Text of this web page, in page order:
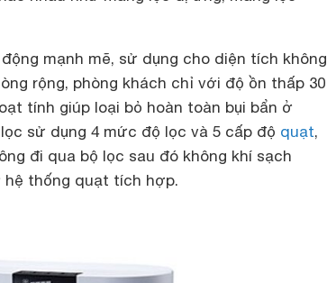
mạnh mẽ, sử dụng cho diện tích không
rộng, phòng khách chỉ với độ ồn thấp 30
tính giúp loại bỏ hoàn toàn bụi bẩn ở
sử dụng 4 mức độ lọc và 5 cấp độ quạt,
đi qua bộ lọc sau đó không khí sạch
thống quạt tích hợp.